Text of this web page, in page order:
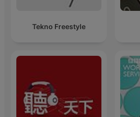
Tekno Freestyle